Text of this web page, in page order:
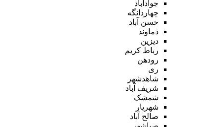
جوادآباد
چهاردانگه
حسن آباد
دماوند
دیزین
رباط کریم
رودهن
ری
شاهدشهر
شریف آباد
شمشک
شهریار
صالح آباد